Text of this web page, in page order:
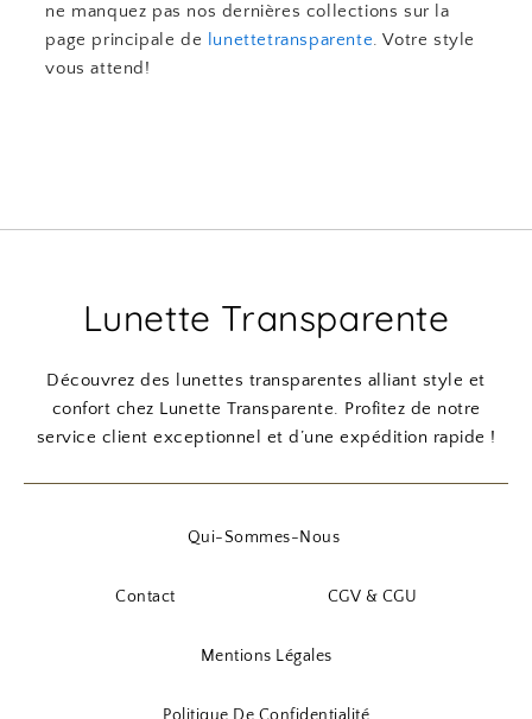
ne manquez pas nos dernières collections sur la
page principale de
lunettetransparente. Votre style
vous attend!
Lunette Transparente
Découvrez des lunettes transparentes alliant style et
confort chez Lunette Transparente. Profitez de notre
service client exceptionnel et d’une expédition rapide !
Qui-Sommes-Nous
Contact CGV & CGU
Mentions Légales